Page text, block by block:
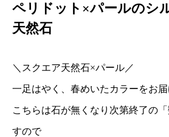
ペリドット×パールのシ
天然石
＼スクエア天然石×パール／
一足はやく、春めいたカラーをお届
こちらは石が無くなり次第終了の
すので